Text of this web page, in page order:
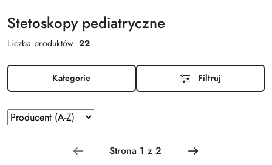
Stetoskopy pediatryczne
Liczba produktów:22
Kategorie Filtruj
Zastosowano
sortowanie:
Sortuj
według